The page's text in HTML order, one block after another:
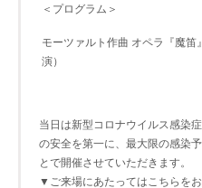
＜プログラム＞
モーツァルト作曲 オペラ『魔
演）
当日は新型コロナウイルス感染
の安全を第一に、最大限の感染
とで開催させていただきます。
▼ご来場にあたってはこちらを